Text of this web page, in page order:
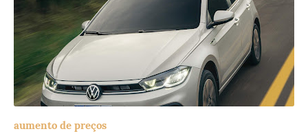
aumento de preços